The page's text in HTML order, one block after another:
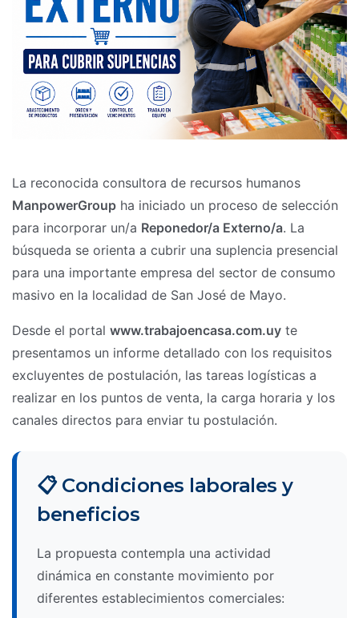
La reconocida consultora de recursos humanos
ManpowerGroup ha iniciado un proceso de selección
para incorporar un/a Reponedor/a Externo/a. La
búsqueda se orienta a cubrir una suplencia presencial
para una importante empresa del sector de consumo
masivo en la localidad de San José de Mayo.
Desde el portal www.trabajoencasa.com.uy te
presentamos un informe detallado con los requisitos
excluyentes de postulación, las tareas logísticas a
realizar en los puntos de venta, la carga horaria y los
canales directos para enviar tu postulación.
📋 Condiciones laborales y
beneficios
La propuesta contempla una actividad
dinámica en constante movimiento por
diferentes establecimientos comerciales: